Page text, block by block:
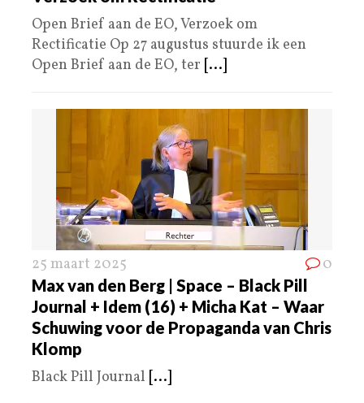
Open Brief aan de EO, Verzoek om
Rectificatie Op 27 augustus stuurde ik een
Open Brief aan de EO, ter [...]
25 maart 2025 0
Max van den Berg | Space – Black Pill
Journal + Idem (16) + Micha Kat – Waar
Schuwing voor de Propaganda van Chris
Klomp
Black Pill Journal [...]